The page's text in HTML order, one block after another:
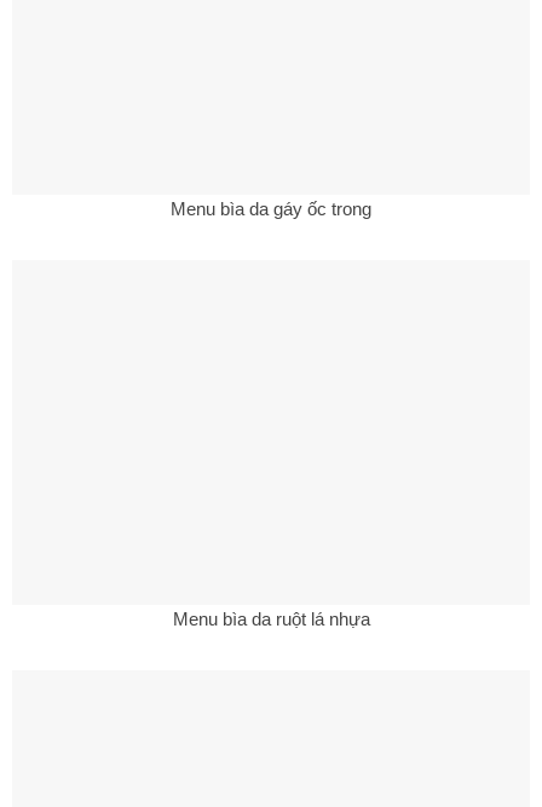
Menu bìa da gáy ốc trong
Menu bìa da ruột lá nhựa